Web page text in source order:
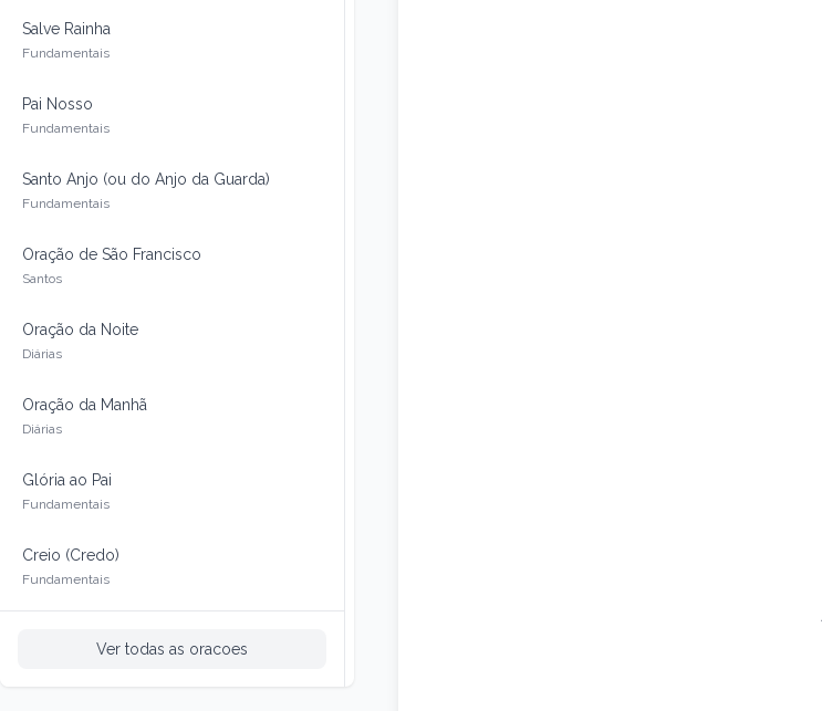
Salve Rainha
Fundamentais
Pai Nosso
Fundamentais
Santo Anjo (ou do Anjo da Guarda)
Fundamentais
Oração de São Francisco
Santos
Oração da Noite
Diárias
Oração da Manhã
Diárias
Glória ao Pai
Fundamentais
Creio (Credo)
Fundamentais
Ver todas as oracoes